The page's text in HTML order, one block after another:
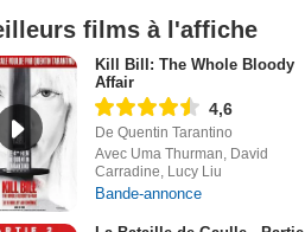
films à l'affiche
Kill Bill: The Whole Bloody
Affair
4,6
De Quentin Tarantino
Avec Uma Thurman, David
Carradine, Lucy Liu
Bande-annonce